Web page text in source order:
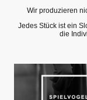
Wir produzieren
Jedes Stück ist ein
die